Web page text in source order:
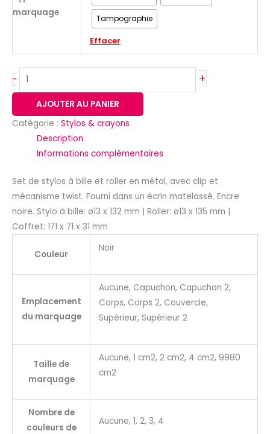
marquage
Tampographie
Effacer
- +
AJOUTER AU PANIER
Catégorie : Stylos & crayons
Description
Informations complémentaires
Set de stylos à bille et roller en métal, avec clip et
mécanisme twist. Fourni dans un écrin matelassé. Encre
noire. Stylo à bille: ø13 x 132 mm | Roller: ø13 x 135 mm |
Coffret: 171 x 71 x 31 mm
Couleur
Noir
Emplacement
du marquage
Aucune, Capuchon, Capuchon 2,
Corps, Corps 2, Couvercle,
Supérieur, Supérieur 2
Taille de
marquage
Aucune, 1 cm2, 2 cm2, 4 cm2, 9980
cm2
Nombre de
couleurs de
Aucune, 1, 2, 3, 4